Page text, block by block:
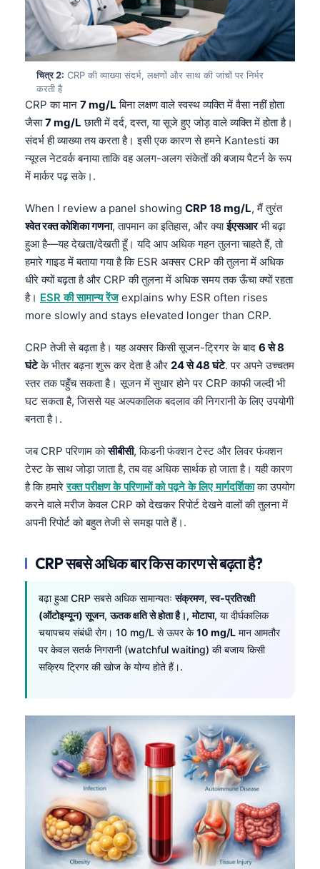
चित्र 2: CRP की व्याख्या संदर्भ, लक्षणों और साथ की जांचों पर निर्भर
करती है
CRP का मान 7 mg/L बिना लक्षण वाले स्वस्थ व्यक्ति में वैसा नहीं होता
जैसा7 mg/L छाती में दर्द, दस्त, या सूजे हुए जोड़ वाले व्यक्ति में होता है।
संदर्भ ही व्याख्या तय करता है। इसी एक कारण से हमने Kantesti का
न्यूरल नेटवर्क बनाया ताकि वह अलग-अलग संकेतों की बजाय पैटर्न के रूप
में मार्कर पढ़ सके।.
When I review a panel showing CRP 18 mg/L, मैं तुरंत
श्वेत रक्त कोशिका गणना, तापमान का इतिहास, और क्याईएसआरभी बढ़ा
हुआ है—यह देखता/देखती हूँ। यदि आप अधिक गहन तुलना चाहते हैं, तो
हमारे गाइड में बताया गया है कि ESR अक्सर CRP की तुलना में अधिक
धीरे क्यों बढ़ता है और CRP की तुलना में अधिक समय तक ऊँचा क्यों रहता
है। ESR की सामान्य रेंजexplains why ESR often rises
more slowly and stays elevated longer than CRP.
CRP तेजी से बढ़ता है। यह अक्सर किसी सूजन-ट्रिगर के बाद 6 से 8
घंटेके भीतर बढ़ना शुरू कर देता है और 24 से 48 घंटे. पर अपने उच्चतम
स्तर तक पहुँच सकता है। सूजन में सुधार होने पर CRP काफी जल्दी भी
घट सकता है, जिससे यह अल्पकालिक बदलाव की निगरानी के लिए उपयोगी
बनता है।.
जब CRP परिणाम कोसीबीसी, किडनी फंक्शन टेस्ट और लिवर फंक्शन
टेस्ट के साथ जोड़ा जाता है, तब वह अधिक सार्थक हो जाता है। यही कारण
है कि हमारेरक्त परीक्षण के परिणामों को पढ़ने के लिए मार्गदर्शिकाका उपयोग
करने वाले मरीज केवल CRP को देखकर रिपोर्ट देखने वालों की तुलना में
अपनी रिपोर्ट को बहुत तेजी से समझ पाते हैं।.
CRP सबसे अधिक बार किस कारण से बढ़ता है?
बढ़ा हुआ CRP सबसे अधिक सामान्यतःसंक्रमण,स्व-प्रतिरक्षी
(ऑटोइम्यून) सूजन,ऊतक क्षति से होता है।,मोटापा, या दीर्घकालिक
चयापचय संबंधी रोग। 10 mg/L से ऊपर के10 mg/L मान आमतौर
पर केवल सतर्क निगरानी (watchful waiting) की बजाय किसी
सक्रिय ट्रिगर की खोज के योग्य होते हैं।.